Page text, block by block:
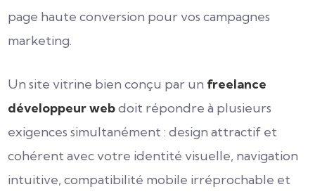
page haute conversion pour vos campagnes
marketing.
Un site vitrine bien conçu par un freelance
développeur webdoit répondre à plusieurs
exigences simultanément : design attractif et
cohérent avec votre identité visuelle, navigation
intuitive, compatibilité mobile irréprochable et